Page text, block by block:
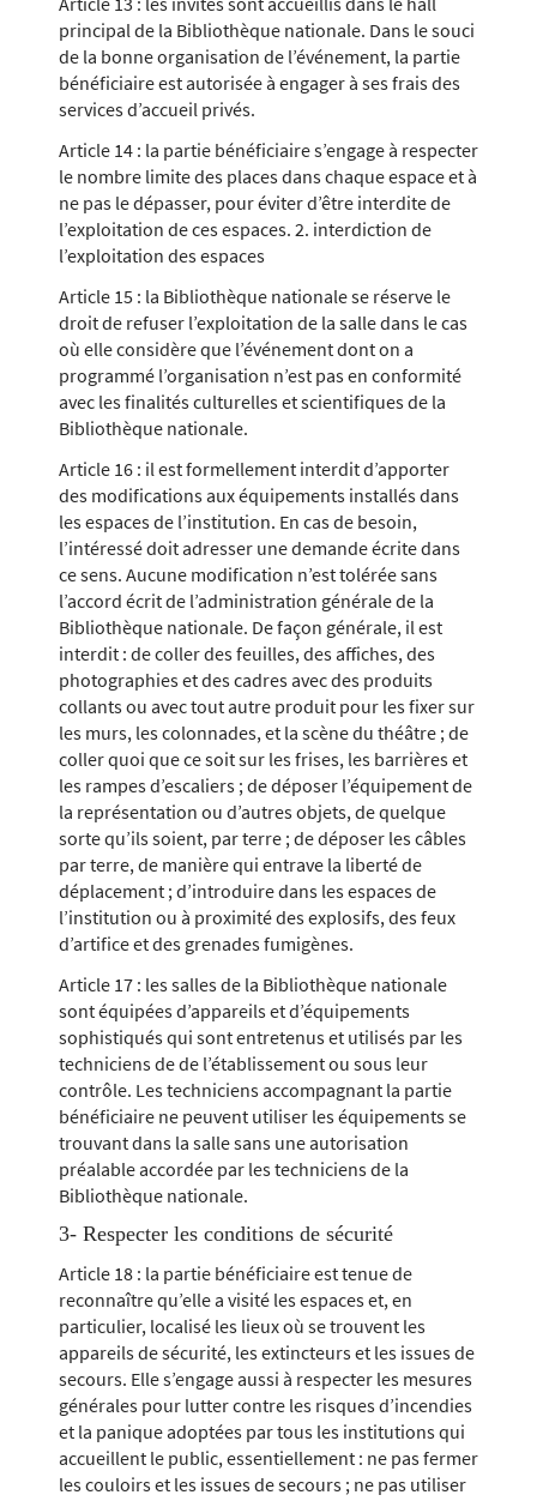
principal de la Bibliothèque nationale. Dans le souci
de la bonne organisation de l’événement, la partie
bénéficiaire est autorisée à engager à ses frais des
services d’accueil privés.
Article 14 : la partie bénéficiaire s’engage à respecter
le nombre limite des places dans chaque espace et à
ne pas le dépasser, pour éviter d’être interdite de
l’exploitation de ces espaces. 2. interdiction de
l’exploitation des espaces
Article 15 : la Bibliothèque nationale se réserve le
droit de refuser l’exploitation de la salle dans le cas
où elle considère que l’événement dont on a
programmé l’organisation n’est pas en conformité
avec les finalités culturelles et scientifiques de la
Bibliothèque nationale.
Article 16 : il est formellement interdit d’apporter
des modifications aux équipements installés dans
les espaces de l’institution. En cas de besoin,
l’intéressé doit adresser une demande écrite dans
ce sens. Aucune modification n’est tolérée sans
l’accord écrit de l’administration générale de la
Bibliothèque nationale. De façon générale, il est
interdit : de coller des feuilles, des affiches, des
photographies et des cadres avec des produits
collants ou avec tout autre produit pour les fixer sur
les murs, les colonnades, et la scène du théâtre ; de
coller quoi que ce soit sur les frises, les barrières et
les rampes d’escaliers ; de déposer l’équipement de
la représentation ou d’autres objets, de quelque
sorte qu’ils soient, par terre ; de déposer les câbles
par terre, de manière qui entrave la liberté de
déplacement ; d’introduire dans les espaces de
l’institution ou à proximité des explosifs, des feux
d’artifice et des grenades fumigènes.
Article 17 : les salles de la Bibliothèque nationale
sont équipées d’appareils et d’équipements
sophistiqués qui sont entretenus et utilisés par les
techniciens de de l’établissement ou sous leur
contrôle. Les techniciens accompagnant la partie
bénéficiaire ne peuvent utiliser les équipements se
trouvant dans la salle sans une autorisation
préalable accordée par les techniciens de la
Bibliothèque nationale.
3- Respecter les conditions de sécurité
Article 18 : la partie bénéficiaire est tenue de
reconnaître qu’elle a visité les espaces et, en
particulier, localisé les lieux où se trouvent les
appareils de sécurité, les extincteurs et les issues de
secours. Elle s’engage aussi à respecter les mesures
générales pour lutter contre les risques d’incendies
et la panique adoptées par tous les institutions qui
accueillent le public, essentiellement : ne pas fermer
les couloirs et les issues de secours ; ne pas utiliser